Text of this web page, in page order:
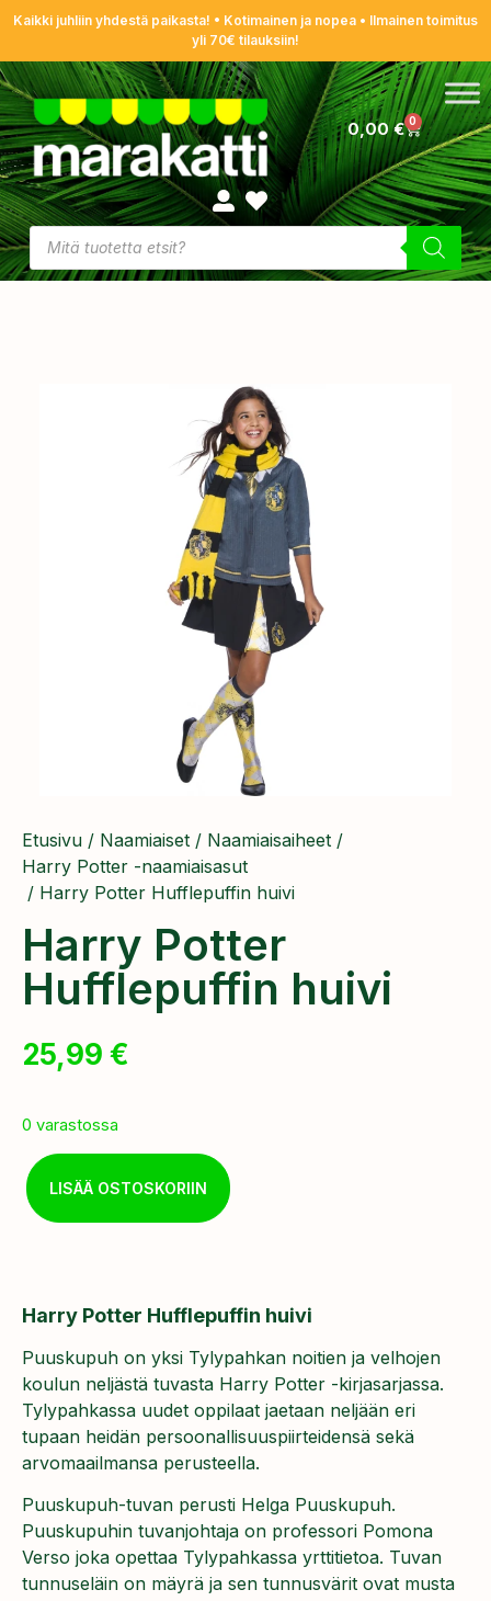
Kaikki juhliin yhdestä paikasta! • Kotimainen ja nopea • Ilmainen toimitus
yli 70€ tilauksiin!
0,00€ 0
Etusivu / Naamiaiset / Naamiaisaiheet /
Harry Potter -naamiaisasut
/ Harry Potter Hufflepuffin huivi
Harry Potter
Hufflepuffin huivi
25,99 €
0 varastossa
LISÄÄ OSTOSKORIIN
Harry Potter Hufflepuffin huivi
Puuskupuh on yksi Tylypahkan noitien ja velhojen
koulun neljästä tuvasta Harry Potter -kirjasarjassa.
Tylypahkassa uudet oppilaat jaetaan neljään eri
tupaan heidän persoonallisuuspiirteidensä sekä
arvomaailmansa perusteella.
Puuskupuh-tuvan perusti Helga Puuskupuh.
Puuskupuhin tuvanjohtaja on professori Pomona
Verso joka opettaa Tylypahkassa yrttitietoa. Tuvan
tunnuseläin on mäyrä ja sen tunnusvärit ovat musta